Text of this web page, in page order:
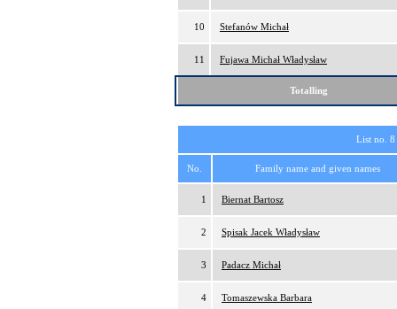
10 Stefanów Michał
11 Fujawa Michał Władysław
Totalling
List no.
No. Family name and given names
1 Biernat Bartosz
2 Spisak Jacek Władysław
3 Padacz Michał
4 Tomaszewska Barbara